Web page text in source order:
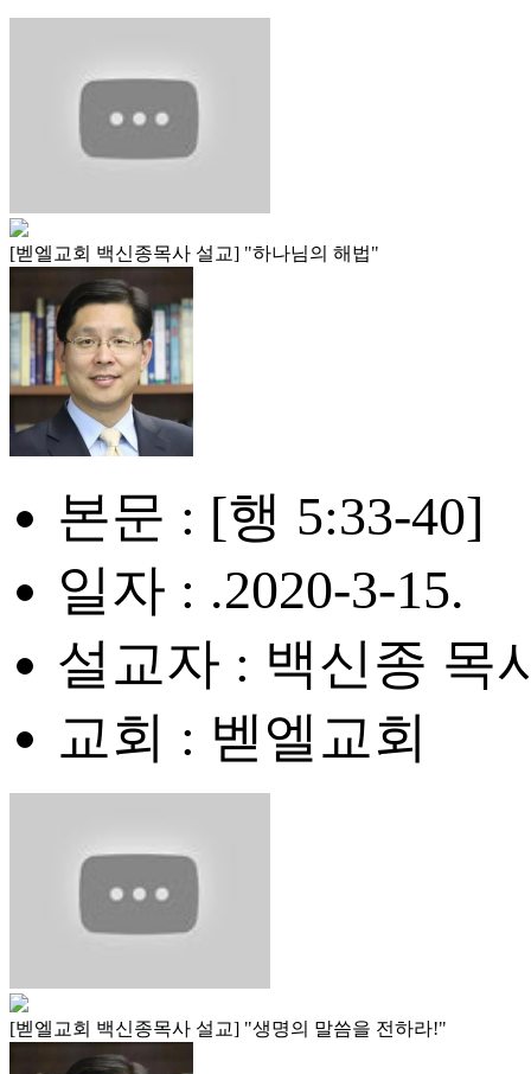
[벧엘교회 백신종목사 설교] "하나님의 해법"
본문 : [행 5:33-40]
일자 : .2020-3-15.
설교자 : 백신종 목
교회 : 벧엘교회
[벧엘교회 백신종목사 설교] "생명의 말씀을 전하라!"